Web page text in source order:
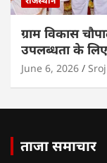
ग्राम विकास
उपलब्धता के
June 6, 2026
ताजा समाचार